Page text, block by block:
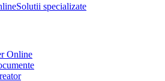
Solutii specializate
Online